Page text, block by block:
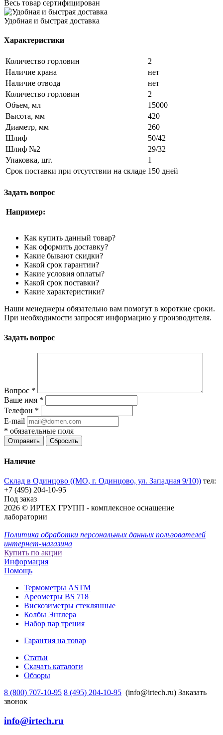
Весь товар сертифицирован
Удобная и быстрая доставка
Характеристики
Количество горловин
2
Наличие крана
нет
Наличие отвода
нет
Количество горловин
2
Объем, мл
15000
Высота, мм
420
Диаметр, мм
260
Шлиф
50/42
Шлиф №2
29/32
Упаковка, шт.
1
Срок поставки при отсутствии на складе 150 дней
Задать вопрос
Например:
Как купить данный товар?
Как оформить доставку?
Какие бывают скидки?
Какой срок гарантии?
Какие условия оплаты?
Какой срок поставки?
Какие характеристики?
Наши менеджеры обязательно вам помогут в короткие сроки.
При необходимости запросят информацию у производителя.
Задать вопрос
Вопрос *
Ваше имя *
Телефон *
E-mail
* обязательные поля
Отправить Сбросить
Наличие
Склад в Одинцово ((МО, г. Одинцово, ул. Западная 9/10)) тел:
+7 (495) 204-10-95
Под заказ
2026 © ИРТЕХ ГРУПП - комплексное оснащение
лаборатории
Политика обработки персональных данных пользователей
интернет-магазина
Купить по акции
Информация
Помощь
Термометры ASTM
Ареометры BS 718
Вискозиметры стеклянные
Колбы Энглера
Набор пар трения
Гарантия на товар
Статьи
Скачать каталоги
Обзоры
8 (800) 707-10-95 8 (495) 204-10-95 (info@irtech.ru) Заказать
звонок
info@irtech.ru